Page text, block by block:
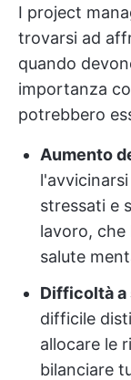
I project
trovarsi ad
quando
importanza
potrebbero
Aumento
stressati e
lavoro,
salute
Difficoltà a
difficile
allocare le
bilanciare